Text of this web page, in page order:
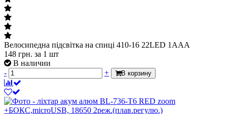
Велосипедна підсвітка на спиці 410-16 22LED 1AAA
148 грн. за 1 шт
В наличии
-
+ В корзину